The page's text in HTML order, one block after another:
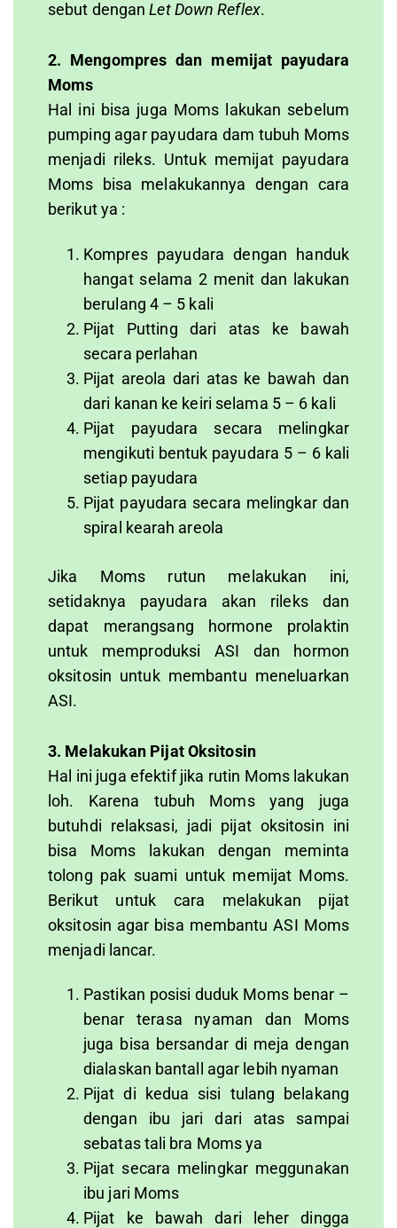
sebut denganLet Down Reflex.
2. Mengompres dan memijat payudara
Moms
Hal ini bisa juga Moms lakukan sebelum
pumping agar payudara dam tubuh Moms
menjadi rileks. Untuk memijat payudara
Moms bisa melakukannya dengan cara
berikut ya :
Kompres payudara dengan handuk
hangat selama 2 menit dan lakukan
berulang 4 – 5 kali
Pijat Putting dari atas ke bawah
secara perlahan
Pijat areola dari atas ke bawah dan
dari kanan ke keiri selama 5 – 6 kali
Pijat payudara secara melingkar
mengikuti bentuk payudara 5 – 6 kali
setiap payudara
Pijat payudara secara melingkar dan
spiral kearah areola
Jika Moms rutun melakukan ini,
setidaknya payudara akan rileks dan
dapat merangsang hormone prolaktin
untuk memproduksi ASI dan hormon
oksitosin untuk membantu meneluarkan
ASI.
3. Melakukan Pijat Oksitosin
Hal ini juga efektif jika rutin Moms lakukan
loh. Karena tubuh Moms yang juga
butuhdi relaksasi, jadi pijat oksitosin ini
bisa Moms lakukan dengan meminta
tolong pak suami untuk memijat Moms.
Berikut untuk cara melakukan pijat
oksitosin agar bisa membantu ASI Moms
menjadi lancar.
Pastikan posisi duduk Moms benar –
benar terasa nyaman dan Moms
juga bisa bersandar di meja dengan
dialaskan bantall agar lebih nyaman
Pijat di kedua sisi tulang belakang
dengan ibu jari dari atas sampai
sebatas tali bra Moms ya
Pijat secara melingkar meggunakan
ibu jari Moms
Pijat ke bawah dari leher dingga